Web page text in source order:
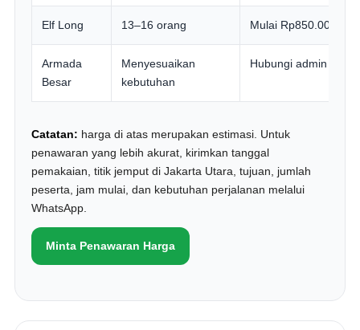
Elf Long 13–16 orang Mulai Rp850.000
Armada
Besar
Menyesuaikan
kebutuhan
Hubungi admin
Catatan: harga di atas merupakan estimasi. Untuk
penawaran yang lebih akurat, kirimkan tanggal
pemakaian, titik jemput di Jakarta Utara, tujuan, jumlah
peserta, jam mulai, dan kebutuhan perjalanan melalui
WhatsApp.
Minta Penawaran Harga